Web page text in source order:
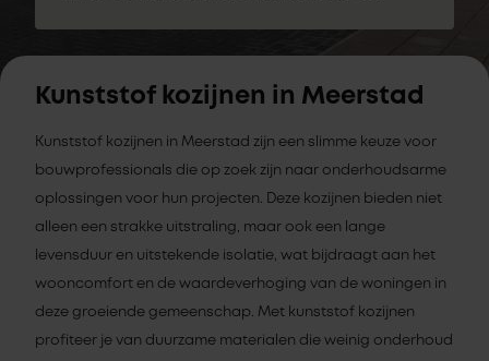
Kunststof kozijnen in Meerstad
Kunststof kozijnen in Meerstad zijn een slimme keuze voor
bouwprofessionals die op zoek zijn naar onderhoudsarme
oplossingen voor hun projecten. Deze kozijnen bieden niet
alleen een strakke uitstraling, maar ook een lange
levensduur en uitstekende isolatie, wat bijdraagt aan het
wooncomfort en de waardeverhoging van de woningen in
deze groeiende gemeenschap. Met kunststof kozijnen
profiteer je van duurzame materialen die weinig onderhoud